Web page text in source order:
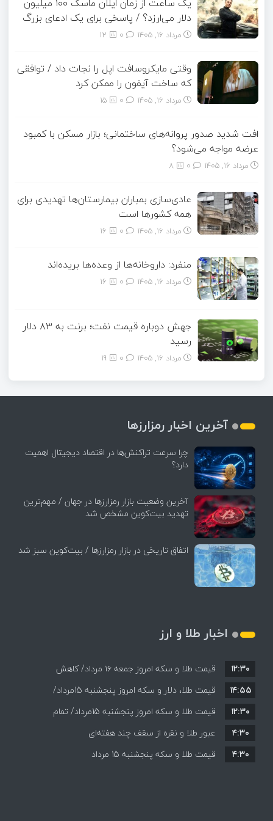
دلار می‌ارزد؟ / پاسخی برای یک ادعای بزرگ
مرداد ۱۶, ۱۴۰۵ 12
وقتی مایکروسافت اپل را نجات داد / توافقی
که ساخت آیفون را ممکن کرد
مرداد ۱۶, ۱۴۰۵ 15
افت شدید صدور پروانه‌های ساختمانی؛ بازار مسکن با کمبود
عرضه مواجه می‌شود؟
مرداد ۱۶, ۱۴۰۵ 8
عادی‌سازی بمباران بیمارستان‌ها تهدیدی برای
همه کشورها است
مرداد ۱۶, ۱۴۰۵ 16
منفرد: داروخانه‌ها از وعده‌ها بریده‌اند
مرداد ۱۶, ۱۴۰۵ 16
جهش دوباره قیمت نفت؛ برنت به ۸۳ دلار
رسید
مرداد ۱۶, ۱۴۰۵ 19
آخرین اخبار رمزارزها
چرا سرعت تراکنش‌ها در اقتصاد دیجیتال اهمیت
دارد؟
آخرین وضعیت بازار رمزارزها در جهان / مهم‌ترین
تهدید بیت‌کوین مشخص شد
اتفاق تاریخی در بازار رمزارزها / بیت‌کوین سبز شد
اخبار طلا و ارز
قیمت طلا و سکه امروز جمعه ۱۶ مرداد/ کاهش
قیمت ها+ جدول و جزییات
۱۲:۳۰
قیمت طلا، دلار و سکه امروز پنجشنبه 15مرداد/
افزایش قیمت ها + جدول
۱۴:۵۵
قیمت طلا و سکه امروز پنجشنبه 15مرداد/ تمام
قیمت ها بر مدار افزایش + جدول
۱۲:۳۰
عبور طلا و نقره از سقف چند هفته‌ای
۴:۳۰
قیمت طلا و سکه پنجشنبه 15 مرداد
۴:۳۰